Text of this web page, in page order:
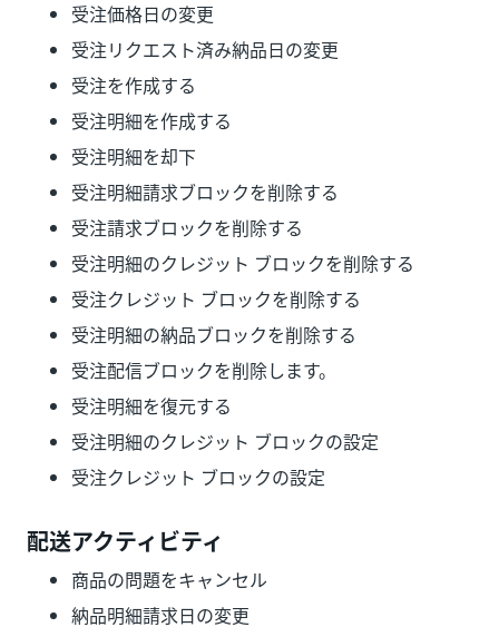
受注価格日の変更
受注リクエスト済み納品日の変更
受注を作成する
受注明細を作成する
受注明細を却下
受注明細請求ブロックを削除する
受注請求ブロックを削除する
受注明細のクレジット ブロックを削除する
受注クレジット ブロックを削除する
受注明細の納品ブロックを削除する
受注配信ブロックを削除します。
受注明細を復元する
受注明細のクレジット ブロックの設定
受注クレジット ブロックの設定
配送アクティビティ
商品の問題をキャンセル
納品明細請求日の変更